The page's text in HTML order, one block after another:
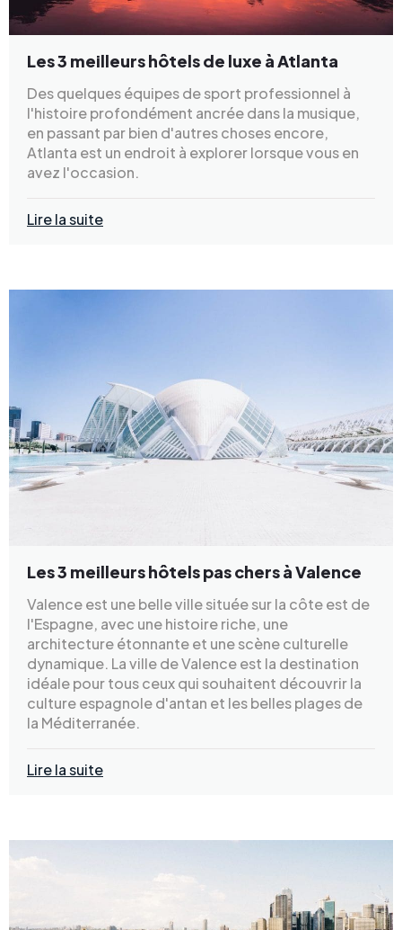
Les 3 meilleurs hôtels de luxe à Atlanta
Des quelques équipes de sport professionnel à
l'histoire profondément ancrée dans la musique,
en passant par bien d'autres choses encore,
Atlanta est un endroit à explorer lorsque vous en
avez l'occasion.
Lire la suite
Les 3 meilleurs hôtels pas chers à Valence
Valence est une belle ville située sur la côte est de
l'Espagne, avec une histoire riche, une
architecture étonnante et une scène culturelle
dynamique. La ville de Valence est la destination
idéale pour tous ceux qui souhaitent découvrir la
culture espagnole d'antan et les belles plages de
la Méditerranée.
Lire la suite